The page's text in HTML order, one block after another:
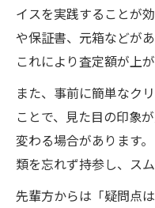
イスを実践することが
や保証書、元箱などが
これにより査定額が上
また、事前に簡単なク
ことで、見た目の印象
変わる場合があります
類を忘れず持参し、ス
先輩方からは「疑問点